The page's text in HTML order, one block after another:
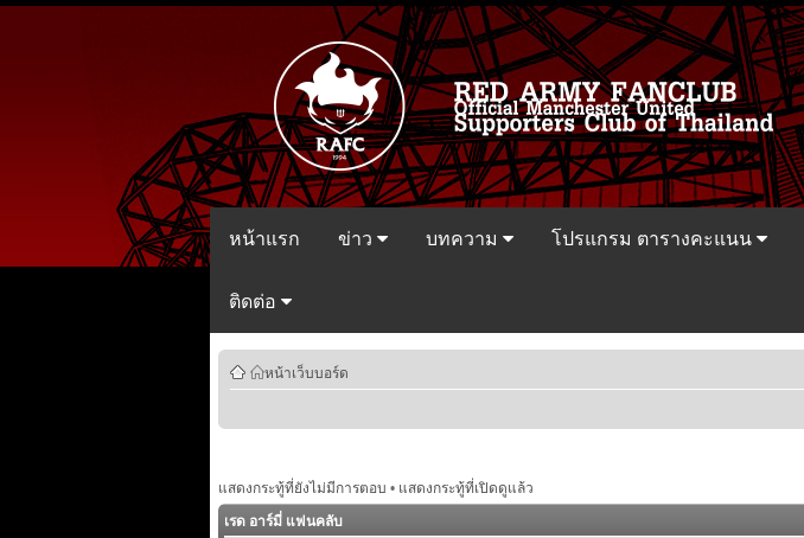
หน้าแรก ข่าว บทความ โปรแกรม ตารางคะแนน
ติดต่อ
หน้าเว็บบอร์ด
แสดงกระทู้ที่ยังไม่มีการตอบ • แสดงกระทู้ที่เปิดดูแล้ว
เรด อาร์มี่ แฟนคลับ